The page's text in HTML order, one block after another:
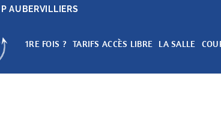
AUBERVILLIERS
1RE FOIS ? TARIFS ACCÈS LIBRE LA SALLE